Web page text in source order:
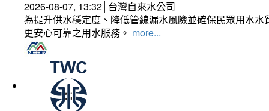
2026-08-07, 13:32│台灣自來水公司
為提升供水穩定度、降低管線漏水風險並確保民眾用水
更安心可靠之用水服務。 more...